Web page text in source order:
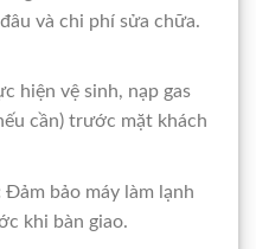
và chi phí sửa chữa.
hiện vệ sinh, nạp gas
cần) trước mặt khách
Đảm bảo máy làm lạnh
khi bàn giao.